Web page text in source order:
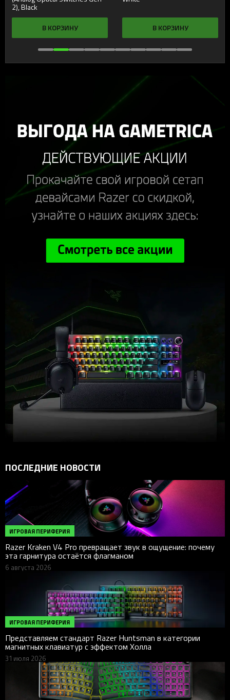
2), Black
В КОРЗИНУ В КОРЗИНУ
ПОСЛЕДНИЕ НОВОСТИ
ИГРОВАЯ ПЕРИФЕРИЯ
Razer Kraken V4 Pro превращает звук в ощущение: почему
эта гарнитура остаётся флагманом
6 августа 2026
ИГРОВАЯ ПЕРИФЕРИЯ
Представляем стандарт Razer Huntsman в категории
магнитных клавиатур с эффектом Холла
31 июля 2026